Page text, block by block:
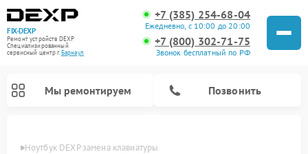
FIX-DEXP
Ремонт устройств DEXP
Специализированный
cервисный центр г.Барнаул
+7 (385) 254-68-04
Ежедневно, с 10:00 до 20:00
+7 (800) 302-71-75
Звонок бесплатный по РФ
Мы ремонтируем Позвонить
Ноутбук DEXP замена клавиатуры